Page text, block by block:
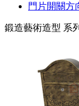
門片開關方
鍛造藝術造型 系列